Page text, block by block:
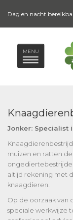
Dag en nacht
MENU
Jonker:
muizen en ratten
altijd rekening met
knaagdieren.
Op de oorzaak van
speciale werkwijze